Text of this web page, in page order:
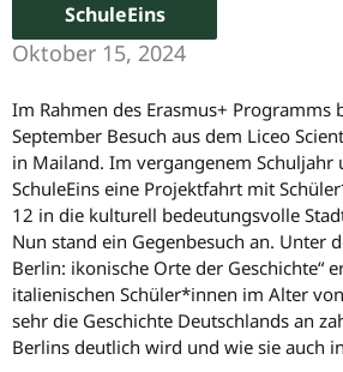
SchuleEins
Oktober 15, 2024
Im Rahmen des Erasmus+ Programms
September Besuch aus dem Liceo
in Mailand. Im vergangenem Schuljahr
SchuleEins eine Projektfahrt mit
12 in die kulturell bedeutungsvolle
Nun stand ein Gegenbesuch an. Unter
Berlin: ikonische Orte der Geschichte“
italienischen Schüler*innen im Alter
sehr die Geschichte Deutschlands an
Berlins deutlich wird und wie sie auch